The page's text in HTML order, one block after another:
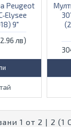
Peugeot
9"
лв)
1 от 2 | 2 (1